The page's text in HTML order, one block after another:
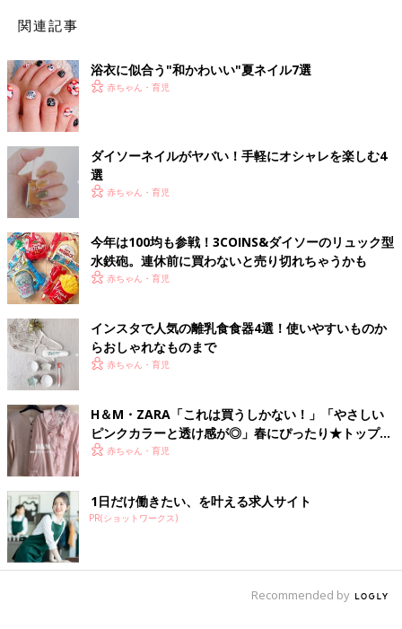
関連記事
浴衣に似合う"和かわいい"夏ネイル7選
赤ちゃん・育児
ダイソーネイルがヤバい！手軽にオシャレを楽しむ4
選
赤ちゃん・育児
今年は100均も参戦！3COINS&ダイソーのリュック型
水鉄砲。連休前に買わないと売り切れちゃうかも
赤ちゃん・育児
インスタで人気の離乳食食器4選！使いやすいものか
らおしゃれなものまで
赤ちゃん・育児
H＆М・ZARA「これは買うしかない！」「やさしい
ピンクカラーと透け感が◎」春にぴったり★トップス
4選赤ちゃん・育児
1日だけ働きたい、を叶える求人サイト
PR(ショットワークス)
Recommended by